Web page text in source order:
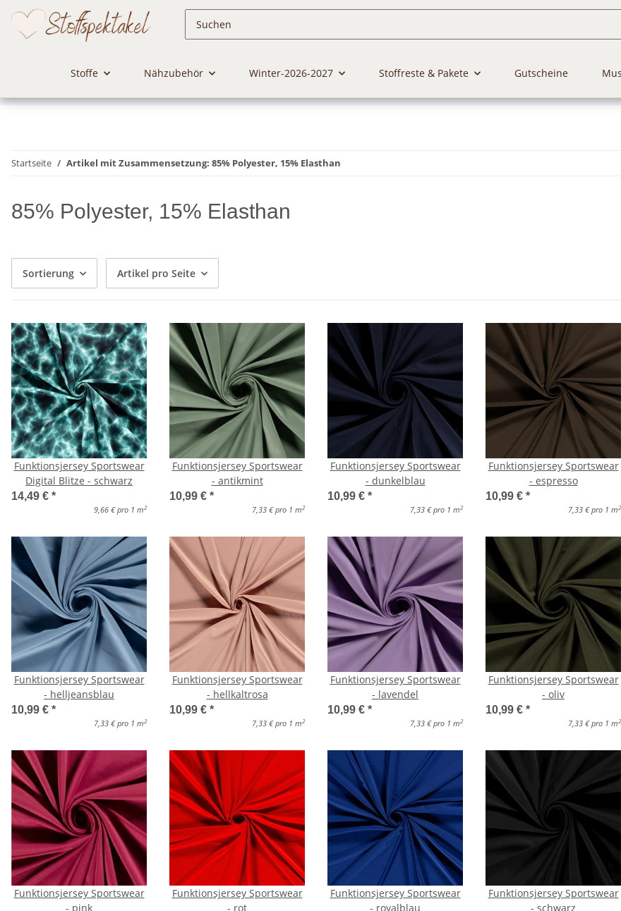
Stoffe Nähzubehör Winter-2026-2027 Stoffreste & Pakete Gutscheine
Startseite Artikel mit Zusammensetzung: 85% Polyester, 15% Elasthan
85% Polyester, 15% Elasthan
Sortierung Artikel pro Seite
Funktionsjersey Sportswear
Digital Blitze - schwarz
14,49 € *
9,66 € pro 1 m2
Funktionsjersey Sportswear
- antikmint
10,99 € *
7,33 € pro 1 m2
Funktionsjersey Sportswear
- dunkelblau
10,99 € *
7,33 € pro 1 m2
Funktionsjersey Sportswear
- espresso
10,99 € *
7,33 € pro 1 m2
Funktionsjersey Sportswear
- helljeansblau
10,99 € *
7,33 € pro 1 m2
Funktionsjersey Sportswear
- hellkaltrosa
10,99 € *
7,33 € pro 1 m2
Funktionsjersey Sportswear
- lavendel
10,99 € *
7,33 € pro 1 m2
Funktionsjersey Sportswear
- oliv
10,99 € *
7,33 € pro 1 m2
Funktionsjersey Sportswear
- pink
Funktionsjersey Sportswear
- rot
Funktionsjersey Sportswear
- royalblau
Funktionsjersey Sportswear
- schwarz